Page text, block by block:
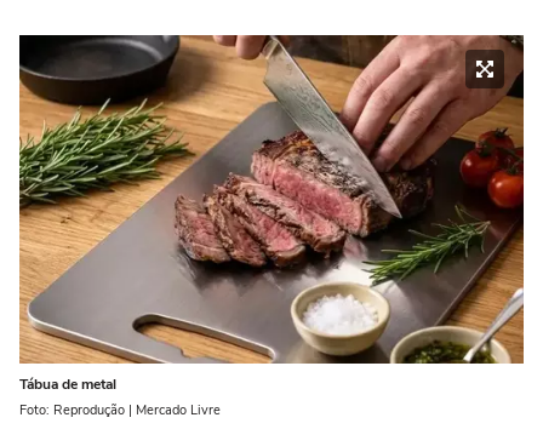
Tábua de metal
Foto: Reprodução | Mercado Livre